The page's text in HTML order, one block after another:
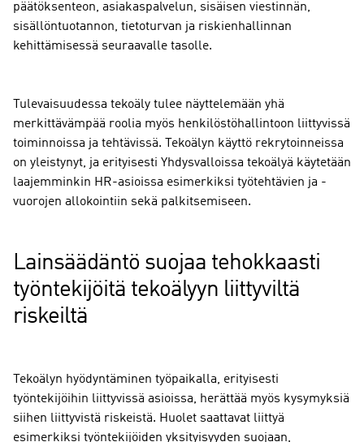
päätöksenteon, asiakaspalvelun, sisäisen viestinnän,
sisällöntuotannon, tietoturvan ja riskienhallinnan
kehittämisessä seuraavalle tasolle.
Tulevaisuudessa tekoäly tulee näyttelemään yhä
merkittävämpää roolia myös henkilöstöhallintoon liittyvissä
toiminnoissa ja tehtävissä. Tekoälyn käyttö rekrytoinneissa
on yleistynyt, ja erityisesti Yhdysvalloissa tekoälyä käytetään
laajemminkin HR-asioissa esimerkiksi työtehtävien ja -
vuorojen allokointiin sekä palkitsemiseen.
Lainsäädäntö suojaa tehokkaasti
työntekijöitä tekoälyyn liittyviltä
riskeiltä
Tekoälyn hyödyntäminen työpaikalla, erityisesti
työntekijöihin liittyvissä asioissa, herättää myös kysymyksiä
siihen liittyvistä riskeistä. Huolet saattavat liittyä
esimerkiksi työntekijöiden yksityisyyden suojaan,